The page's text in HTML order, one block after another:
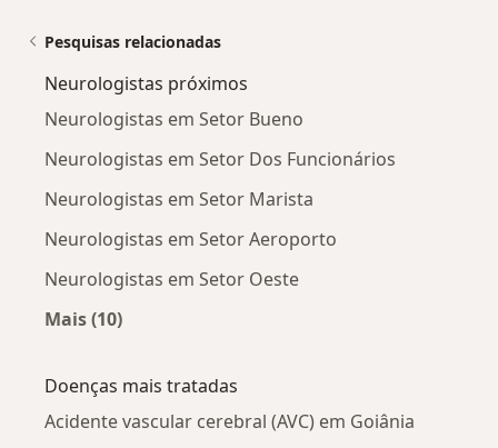
Pesquisas relacionadas
Neurologistas próximos
Neurologistas em Setor Bueno
Neurologistas em Setor Dos Funcionários
Neurologistas em Setor Marista
Neurologistas em Setor Aeroporto
Neurologistas em Setor Oeste
Mais (10)
Doenças mais tratadas
Acidente vascular cerebral (AVC) em Goiânia